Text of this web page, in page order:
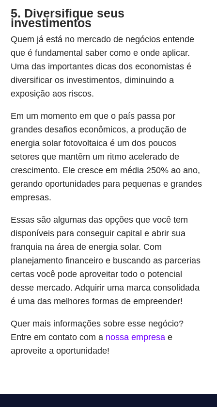
5. Diversifique seus
investimentos
Quem já está no mercado de negócios entende
que é fundamental saber como e onde aplicar.
Uma das importantes dicas dos economistas é
diversificar os investimentos, diminuindo a
exposição aos riscos.
Em um momento em que o país passa por
grandes desafios econômicos, a produção de
energia solar fotovoltaica é um dos poucos
setores que mantêm um ritmo acelerado de
crescimento. Ele cresce em média 250% ao ano,
gerando oportunidades para pequenas e grandes
empresas.
Essas são algumas das opções que você tem
disponíveis para conseguir capital e abrir sua
franquia na área de energia solar. Com
planejamento financeiro e buscando as parcerias
certas você pode aproveitar todo o potencial
desse mercado. Adquirir uma marca consolidada
é uma das melhores formas de empreender!
Quer mais informações sobre esse negócio?
Entre em contato com a nossa empresa e
aproveite a oportunidade!